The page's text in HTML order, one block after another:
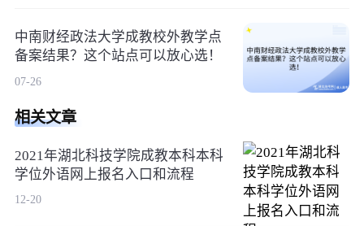
中南财经政法大学成教校外教学点
备案结果？这个站点可以放心选！
07-26
相关文章
2021年湖北科技学院成教本科本科
学位外语网上报名入口和流程
12-20